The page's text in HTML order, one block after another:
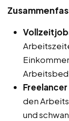
Freelancer
den
und